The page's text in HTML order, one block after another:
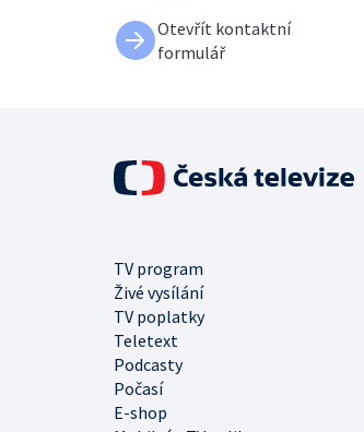
Otevřít kontaktní
formulář
TV program
Živé vysílání
TV poplatky
Teletext
Podcasty
Počasí
E-shop